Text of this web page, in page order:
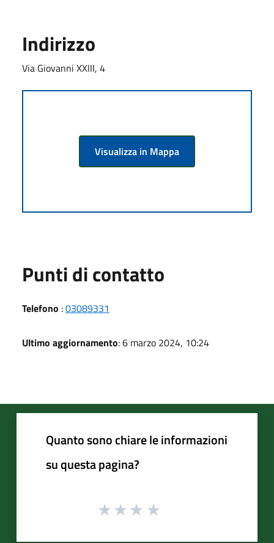
Indirizzo
Via Giovanni XXIII, 4
Visualizza in Mappa
Punti di contatto
Telefono :03089331
Ultimo aggiornamento: 6 marzo 2024, 10:24
Quanto sono chiare le informazioni
su questa pagina?